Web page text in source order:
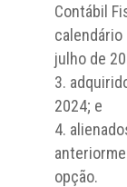
Contábil
calendário
julho de
2024; e
opção.